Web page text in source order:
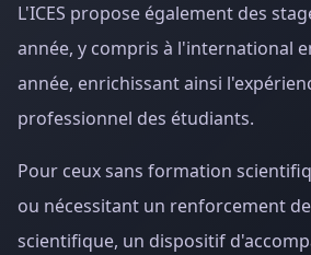
L'ICES propose également des
année, y compris à l'international
année, enrichissant ainsi
professionnel des étudiants.
Pour ceux sans formation
ou nécessitant un renforcement
scientifique, un dispositif